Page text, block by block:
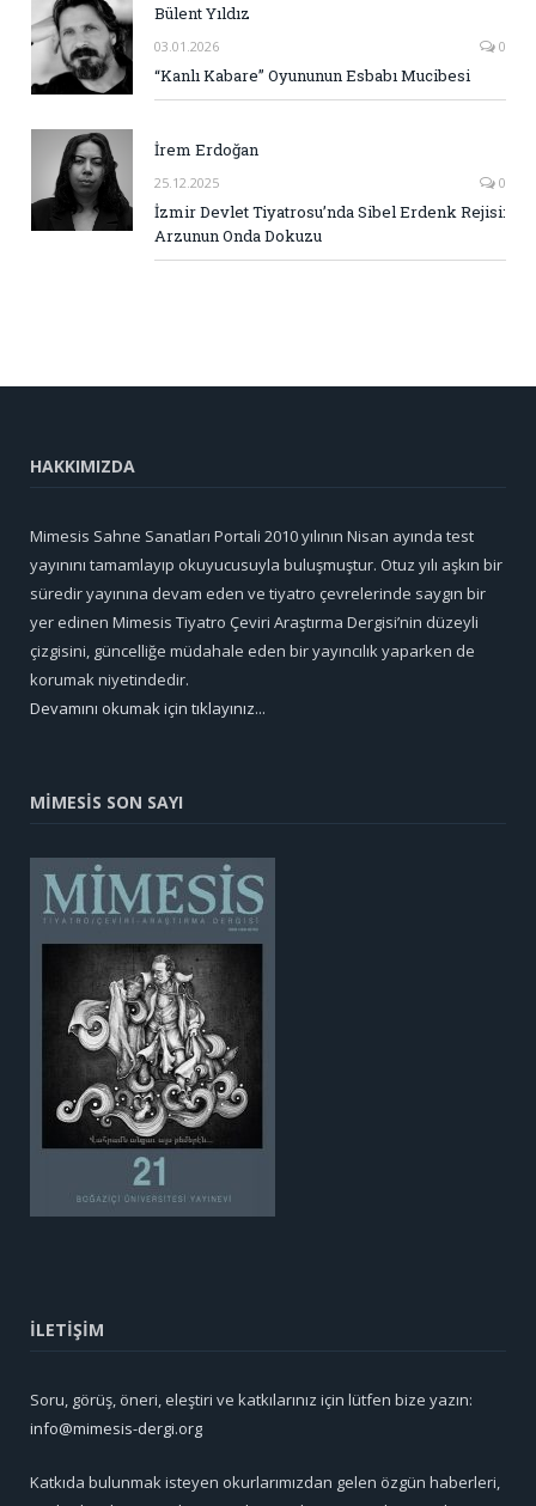
Bülent Yıldız
03.01.2026 0
“Kanlı Kabare” Oyununun Esbabı Mucibesi
İrem Erdoğan
25.12.2025 0
İzmir Devlet Tiyatrosu’nda Sibel Erdenk Rejisi:
Arzunun Onda Dokuzu
HAKKIMIZDA
Mimesis Sahne Sanatları Portali 2010 yılının Nisan ayında test
yayınını tamamlayıp okuyucusuyla buluşmuştur. Otuz yılı aşkın bir
süredir yayınına devam eden ve tiyatro çevrelerinde saygın bir
yer edinen Mimesis Tiyatro Çeviri Araştırma Dergisi’nin düzeyli
çizgisini, güncelliğe müdahale eden bir yayıncılık yaparken de
korumak niyetindedir.
Devamını okumak için tıklayınız...
MİMESİS SON SAYI
İLETİŞİM
Soru, görüş, öneri, eleştiri ve katkılarınız için lütfen bize yazın:
info@mimesis-dergi.org
Katkıda bulunmak isteyen okurlarımızdan gelen özgün haberleri,